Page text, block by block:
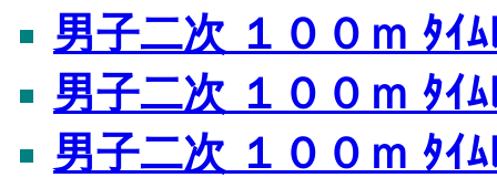
男子二次 １００ｍ ﾀｲﾑ
男子二次 １００ｍ ﾀｲﾑ
男子二次 １００ｍ ﾀｲﾑ